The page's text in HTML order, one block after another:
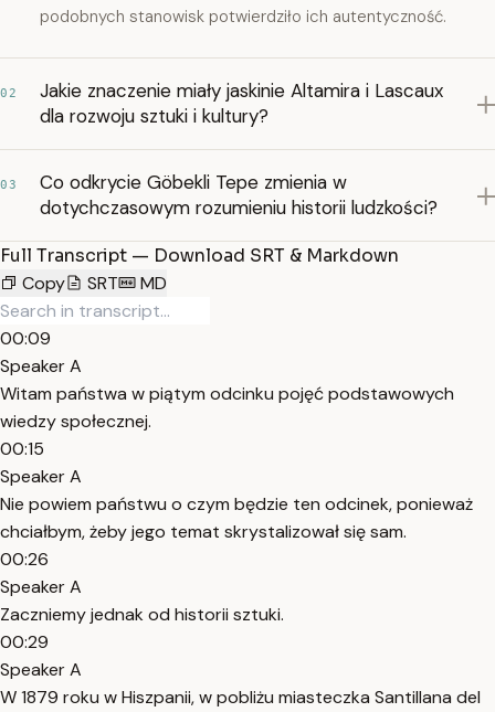
podobnych stanowisk potwierdziło ich autentyczność.
02
Jakie znaczenie miały jaskinie Altamira i Lascaux
dla rozwoju sztuki i kultury?
03
Co odkrycie Göbekli Tepe zmienia w
dotychczasowym rozumieniu historii ludzkości?
Full Transcript — Download SRT & Markdown
Copy
SRT MD
00:09
Speaker A
Witam państwa w piątym odcinku pojęć podstawowych
wiedzy społecznej.
00:15
Speaker A
Nie powiem państwu o czym będzie ten odcinek, ponieważ
chciałbym, żeby jego temat skrystalizował się sam.
00:26
Speaker A
Zaczniemy jednak od historii sztuki.
00:29
Speaker A
W 1879 roku w Hiszpanii, w pobliżu miasteczka Santillana del